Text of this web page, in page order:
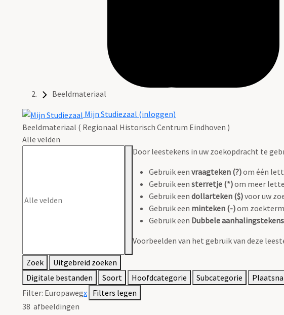
Beeldmateriaal
Mijn Studiezaal (inloggen)
Beeldmateriaal ( Regionaal Historisch Centrum Eindhoven )
Alle velden
Door leestekens in uw zoekopdracht te
Gebruik een vraagteken (?)om één
Gebruik een sterretje (*)om meer
Gebruik een dollarteken ($)voor uw
Gebruik een minteken (-)om
Gebruik een Dubbele
Voorbeelden van het gebruik van deze
Zoek
Uitgebreid zoeken
Digitale bestanden
Soort Hoofdcategorie Subcategorie
Filter: Europawegx Filters legen
38 afbeeldingen